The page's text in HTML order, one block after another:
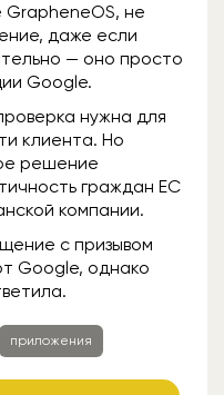
не
даже если
— оно просто
Google.
нужна для
клиента. Но
решение
граждан ЕС
компании.
с призывом
Google, однако
приложения